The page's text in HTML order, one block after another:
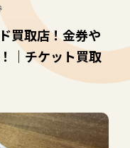
買取店！金券や
｜チケット買取